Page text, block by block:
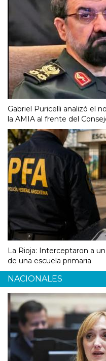
Gabriel Puricelli analizó el
la AMIA al frente del
La Rioja: Interceptaron a
de una escuela primaria
NACIONALES